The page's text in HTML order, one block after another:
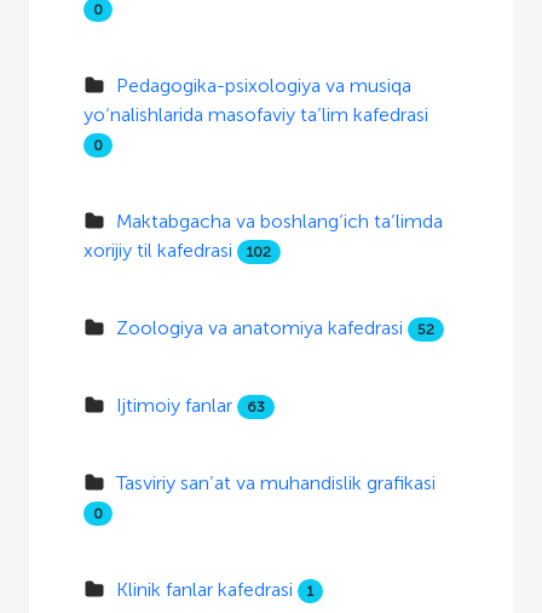
0
Pedagogika-psixologiya va musiqa
yo‘nalishlarida masofaviy ta’lim kafedrasi
0
Maktabgacha va boshlang‘ich ta’limda
xorijiy til kafedrasi
102
Zoologiya va anatomiya kafedrasi 52
Ijtimoiy fanlar 63
Tasviriy san’at va muhandislik grafikasi
0
Klinik fanlar kafedrasi 1